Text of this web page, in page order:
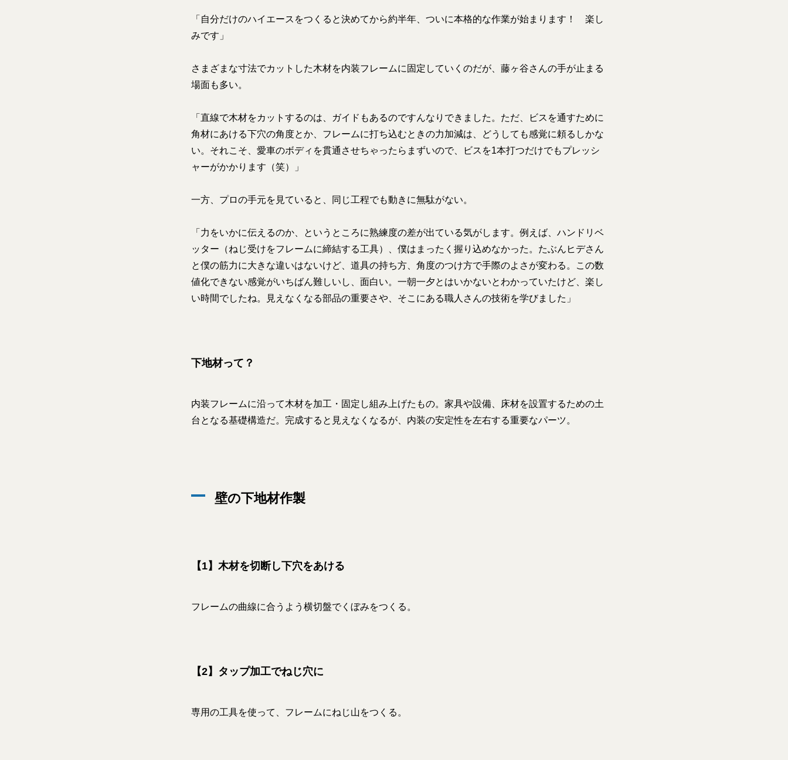
「自分だけのハイエースをつくると決めてから約半年、ついに本格的な作業が始まります！ 楽し
みです」
さまざまな寸法でカットした木材を内装フレームに固定していくのだが、藤ヶ谷さんの手が止まる
場面も多い。
「直線で木材をカットするのは、ガイドもあるのですんなりできました。ただ、ビスを通すために
角材にあける下穴の角度とか、フレームに打ち込むときの力加減は、どうしても感覚に頼るしかな
い。それこそ、愛車のボディを貫通させちゃったらまずいので、ビスを1本打つだけでもプレッシ
ャーがかかります（笑）」
一方、プロの手元を見ていると、同じ工程でも動きに無駄がない。
「力をいかに伝えるのか、というところに熟練度の差が出ている気がします。例えば、ハンドリベ
ッター（ねじ受けをフレームに締結する工具）、僕はまったく握り込めなかった。たぶんヒデさん
と僕の筋力に大きな違いはないけど、道具の持ち方、角度のつけ方で手際のよさが変わる。この数
値化できない感覚がいちばん難しいし、面白い。一朝一夕とはいかないとわかっていたけど、楽し
い時間でしたね。見えなくなる部品の重要さや、そこにある職人さんの技術を学びました」
下地材って？
内装フレームに沿って木材を加工・固定し組み上げたもの。家具や設備、床材を設置するための土
台となる基礎構造だ。完成すると見えなくなるが、内装の安定性を左右する重要なパーツ。
壁の下地材作製
【1】木材を切断し下穴をあける
フレームの曲線に合うよう横切盤でくぼみをつくる。
【2】タップ加工でねじ穴に
専用の工具を使って、フレームにねじ山をつくる。